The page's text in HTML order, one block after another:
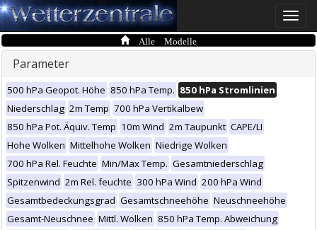
Toggle
Alle Modelle
Parameter
500 hPa Geopot. Höhe 850 hPa Temp. 850 hPa Stromlinien
Niederschlag 2m Temp 700 hPa Vertikalbew
850 hPa Pot. Äquiv. Temp 10m Wind 2m Taupunkt CAPE/LI
Hohe Wolken Mittelhohe Wolken Niedrige Wolken
700 hPa Rel. Feuchte Min/Max Temp. Gesamtniederschlag
Spitzenwind 2m Rel. feuchte 300 hPa Wind 200 hPa Wind
Gesamtbedeckungsgrad Gesamtschneehöhe Neuschneehöhe
Gesamt-Neuschnee Mittl. Wolken 850 hPa Temp. Abweichung